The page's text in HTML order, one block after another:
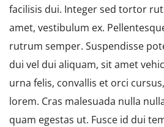
facilisis dui. Integer sed tortor
amet, vestibulum ex.
rutrum semper. Suspendisse
dui vel dui aliquam, sit amet
urna felis, convallis et orci
lorem. Cras malesuada nulla
quam egestas ut. Fusce id dui